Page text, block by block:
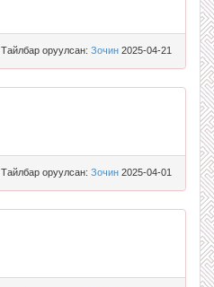
Тайлбар оруулсан: Зочин 2025-04-21
Тайлбар оруулсан: Зочин 2025-04-01